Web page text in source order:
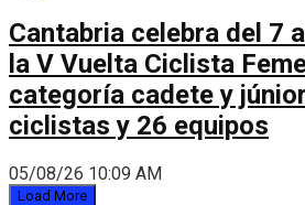
Cantabria celebra del 7
la V Vuelta Ciclista
categoría cadete y
ciclistas y 26 equipos
05/08/26 10:09 AM
Load More